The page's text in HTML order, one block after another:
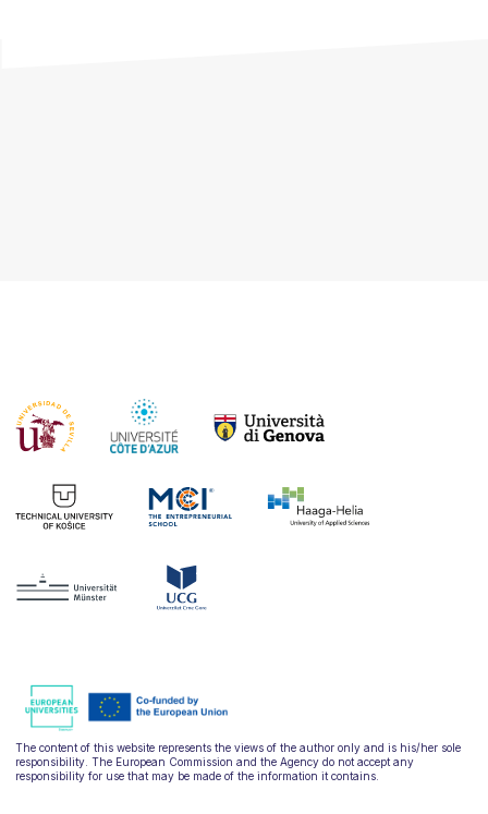
The content of this website represents the views of the author only and is his/her sole
responsibility. The European Commission and the Agency do not accept any
responsibility for use that may be made of the information it contains.